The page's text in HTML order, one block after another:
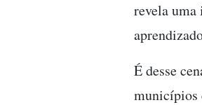
revela uma
É desse
municípios